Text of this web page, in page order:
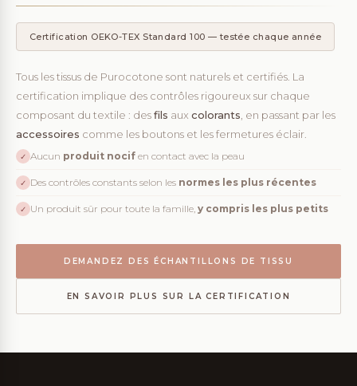
Certification OEKO-TEX Standard 100 — testée chaque année
Tous les tissus de Purocotone sont naturels et certifiés. La
certification implique des contrôles rigoureux sur chaque
composant du textile : desfils aux colorants, en passant par les
accessoires comme les boutons et les fermetures éclair.
✓ Aucun produit nocif en contact avec la peau
✓ Des contrôles constants selon les normes les plus récentes
✓ Un produit sûr pour toute la famille, y compris les plus petits
DEMANDEZ DES ÉCHANTILLONS DE TISSU
EN SAVOIR PLUS SUR LA CERTIFICATION